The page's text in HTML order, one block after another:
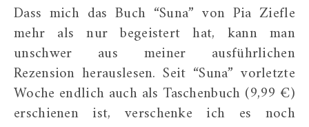
Dass mich das Buch “Suna” von Pia Ziefle
mehr als nur begeistert hat, kann man
unschwer aus meiner ausführlichen
Rezension herauslesen. Seit “Suna” vorletzte
Woche endlich auch als Taschenbuch (9,99 €)
erschienen ist, verschenke ich es noch